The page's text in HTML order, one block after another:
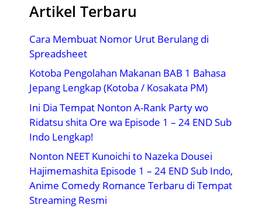
Artikel Terbaru
Cara Membuat Nomor Urut Berulang di
Spreadsheet
Kotoba Pengolahan Makanan BAB 1 Bahasa
Jepang Lengkap (Kotoba / Kosakata PM)
Ini Dia Tempat Nonton A-Rank Party wo
Ridatsu shita Ore wa Episode 1 – 24 END Sub
Indo Lengkap!
Nonton NEET Kunoichi to Nazeka Dousei
Hajimemashita Episode 1 – 24 END Sub Indo,
Anime Comedy Romance Terbaru di Tempat
Streaming Resmi